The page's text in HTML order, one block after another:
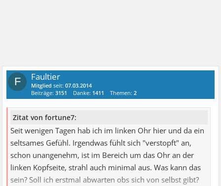
F Faultier
Mitglied seit:07.03.2014
Beiträge:3151 Danke: 1411 Themen:2
Zitat von fortune7:
Seit wenigen Tagen hab ich im linken Ohr hier und da ein
seltsames Gefühl. Irgendwas fühlt sich "verstopft" an,
schon unangenehm, ist im Bereich um das Ohr an der
linken Kopfseite, strahl auch minimal aus. Was kann das
sein? Soll ich erstmal abwarten obs sich von selbst gibt?